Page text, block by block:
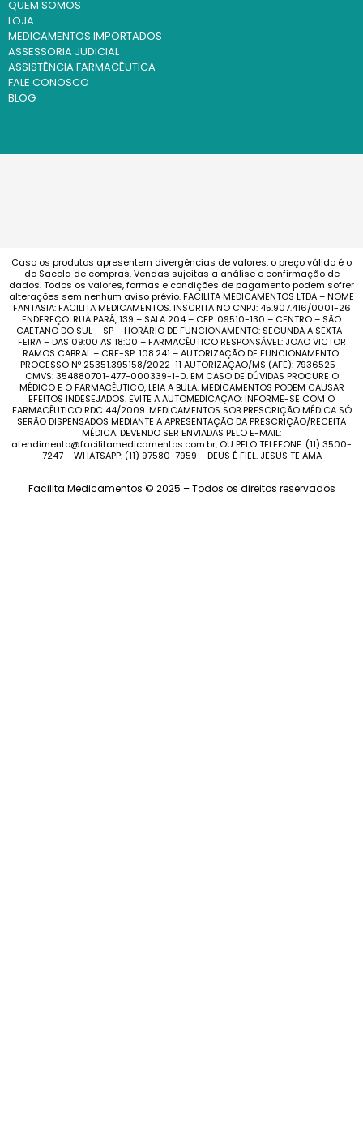
QUEM SOMOS
LOJA
MEDICAMENTOS IMPORTADOS
ASSESSORIA JUDICIAL
ASSISTÊNCIA FARMACÊUTICA
FALE CONOSCO
BLOG
Caso os produtos apresentem divergências de valores, o preço válido é o
do Sacola de compras. Vendas sujeitas a análise e confirmação de
dados. Todos os valores, formas e condições de pagamento podem sofrer
alterações sem nenhum aviso prévio. FACILITA MEDICAMENTOS LTDA – NOME
FANTASIA: FACILITA MEDICAMENTOS. INSCRITA NO CNPJ: 45.907.416/0001-26
ENDEREÇO: RUA PARÁ, 139 – SALA 204 – CEP: 09510-130 – CENTRO – SÃO
CAETANO DO SUL – SP – HORÁRIO DE FUNCIONAMENTO: SEGUNDA A SEXTA-
FEIRA – DAS 09:00 AS 18:00 – FARMACÊUTICO RESPONSÁVEL: JOAO VICTOR
RAMOS CABRAL – CRF-SP: 108.241 – AUTORIZAÇÃO DE FUNCIONAMENTO:
PROCESSO Nº 25351.395158/2022-11 AUTORIZAÇÃO/MS (AFE): 7936525 –
CMVS: 354880701-477-000339-1-0. EM CASO DE DÚVIDAS PROCURE O
MÉDICO E O FARMACÊUTICO, LEIA A BULA. MEDICAMENTOS PODEM CAUSAR
EFEITOS INDESEJADOS. EVITE A AUTOMEDICAÇÃO: INFORME-SE COM O
FARMACÊUTICO RDC 44/2009. MEDICAMENTOS SOB PRESCRIÇÃO MÉDICA SÓ
SERÃO DISPENSADOS MEDIANTE A APRESENTAÇÃO DA PRESCRIÇÃO/RECEITA
MÉDICA. DEVENDO SER ENVIADAS PELO E-MAIL:
atendimento@facilitamedicamentos.com.br, OU PELO TELEFONE: (11) 3500-
7247 – WHATSAPP: (11) 97580-7959 – DEUS É FIEL. JESUS TE AMA
Facilita Medicamentos © 2025 – Todos os direitos reservados